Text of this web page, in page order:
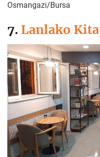
Osmangazi/Bursa
7. Lanlako